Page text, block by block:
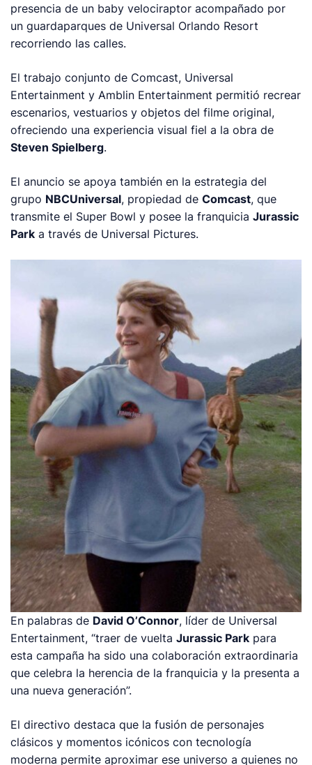
presencia de un baby velociraptor acompañado por
un guardaparques de Universal Orlando Resort
recorriendo las calles.
El trabajo conjunto de Comcast, Universal
Entertainment y Amblin Entertainment permitió recrear
escenarios, vestuarios y objetos del filme original,
ofreciendo una experiencia visual fiel a la obra de
Steven Spielberg.
El anuncio se apoya también en la estrategia del
grupo NBCUniversal, propiedad deComcast, que
transmite el Super Bowl y posee la franquiciaJurassic
Park a través de Universal Pictures.
En palabras de David O’Connor, líder de Universal
Entertainment, “traer de vueltaJurassic Park para
esta campaña ha sido una colaboración extraordinaria
que celebra la herencia de la franquicia y la presenta a
una nueva generación”.
El directivo destaca que la fusión de personajes
clásicos y momentos icónicos con tecnología
moderna permite aproximar ese universo a quienes no